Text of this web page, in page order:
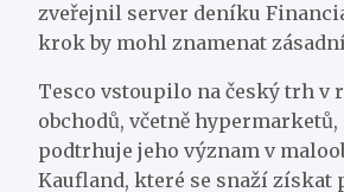
zveřejnil server deníku
krok by mohl znamenat
Tesco vstoupilo na český trh v
obchodů, včetně
podtrhuje jeho význam v
Kaufland, které se snaží získat